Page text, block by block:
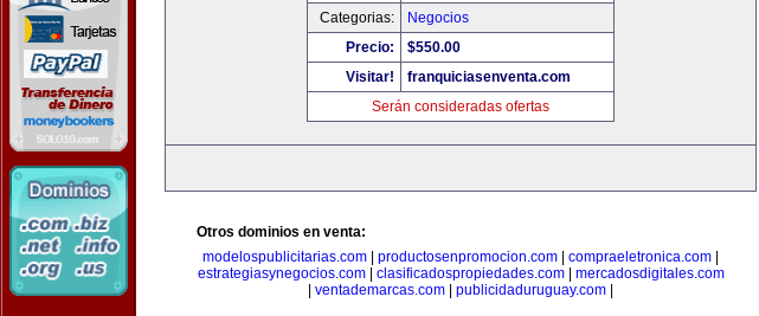
Categorias:
Negocios
Precio:
$550.00
Visitar!
franquiciasenventa.com
Serán consideradas ofertas
Otros dominios en venta:
modelospublicitarias.com
productosenpromocion.com compraeletronica.com
estrategiasynegocios.com| clasificadospropiedades.com| mercadosdigitales.com
ventademarcas.com publicidaduruguay.com